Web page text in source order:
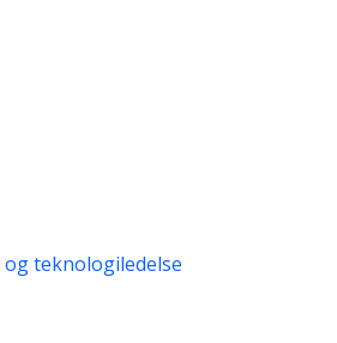
teknologiledelse